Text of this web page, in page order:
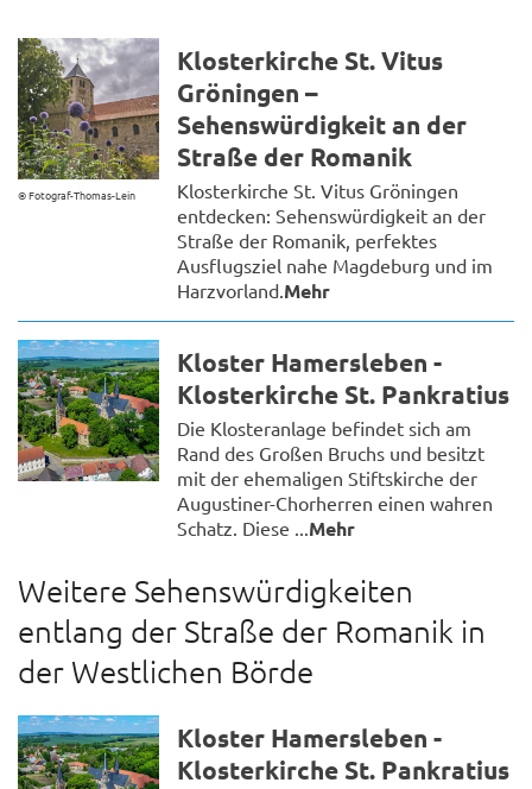
© Fotograf-Thomas-Lein
Klosterkirche St. Vitus
Gröningen –
Sehenswürdigkeit an der
Straße der Romanik
Klosterkirche St. Vitus Gröningen
entdecken: Sehenswürdigkeit an der
Straße der Romanik, perfektes
Ausflugsziel nahe Magdeburg und im
Harzvorland. Mehr
Kloster Hamersleben -
Klosterkirche St. Pankratius
Die Klosteranlage befindet sich am
Rand des Großen Bruchs und besitzt
mit der ehemaligen Stiftskirche der
Augustiner-Chorherren einen wahren
Schatz. Diese ... Mehr
Weitere Sehenswürdigkeiten
entlang der Straße der Romanik in
der Westlichen Börde
Kloster Hamersleben -
Klosterkirche St. Pankratius